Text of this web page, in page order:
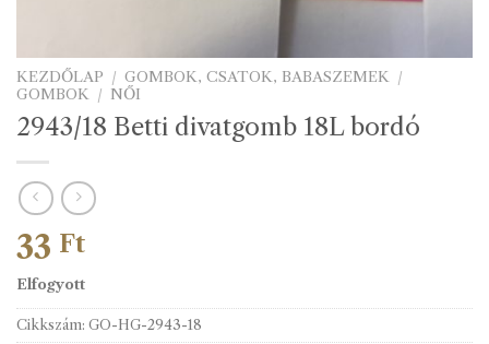
KEZDŐLAP / GOMBOK, CSATOK, BABASZEMEK /
GOMBOK / NŐI
2943/18 Betti divatgomb 18L bordó
33 Ft
Elfogyott
Cikkszám: GO-HG-2943-18